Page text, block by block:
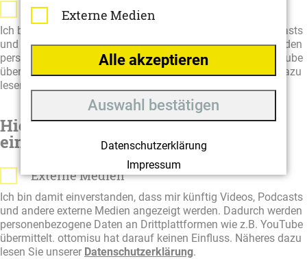
Externe Medien
Ich bin damit einverstanden, dass mir künftig Videos, Podcasts
und andere externe Medien angezeigt werden. Dadurch werden
personenbezogene Daten an Drittplattformen wie z.B. YouTube
übermittelt. ottomisu hat darauf keinen Einfluss. Näheres dazu
lesen Sie unserer
Hier haben wir externe Medien
eingebunden
Externe Medien
Ich bin damit einverstanden, dass mir künftig Videos, Podcasts
und andere externe Medien angezeigt werden. Dadurch werden
personenbezogene Daten an Drittplattformen wie z.B. YouTube
übermittelt. ottomisu hat darauf keinen Einfluss. Näheres dazu
lesen Sie unserer Datenschutzerklärung.
Externe Medien
Alle akzeptieren
Auswahl bestätigen
Datenschutzerklärung
Impressum